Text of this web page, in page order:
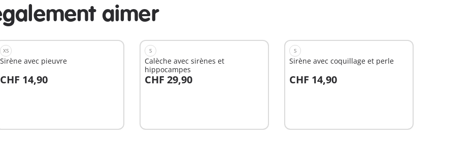
aimer
XS
Sirène avec pieuvre
CHF 14,90
Au panier
S
Calèche avec sirènes et
hippocampes
CHF 29,90
Au panier
S
Sirène avec coquillage et perle
CHF 14,90
Au panier